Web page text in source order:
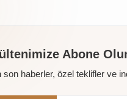
Abone
son haberler, özel teklifler ve